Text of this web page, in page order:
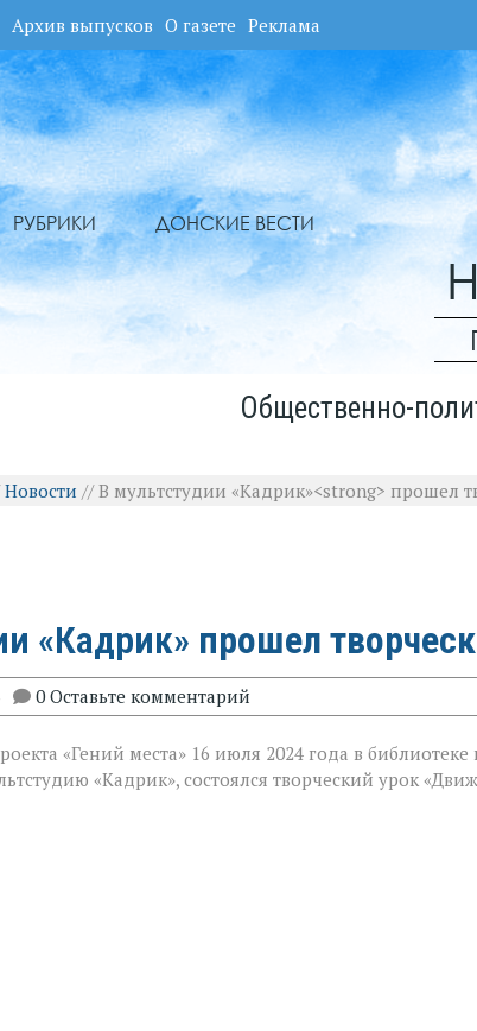
Архив выпусков О газете Реклама
РУБРИКИ ДОНСКИЕ ВЕСТИ
Общественно-
Новости //В мультстудии «Кадрик»<strong> прошел
«Кадрик» прошел
0 Оставьте комментарий
«Гений места» 16 июля 2024 года в
«Кадрик», состоялся творческий урок